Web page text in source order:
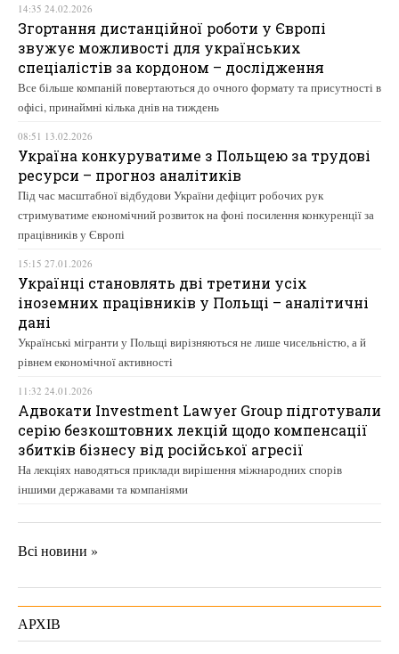
14:35 24.02.2026
Згортання дистанційної роботи у Європі
звужує можливості для українських
спеціалістів за кордоном – дослідження
Все більше компаній повертаються до очного формату та присутності в
офісі, принаймні кілька днів на тиждень
08:51 13.02.2026
Україна конкуруватиме з Польщею за трудові
ресурси – прогноз аналітиків
Під час масштабної відбудови України дефіцит робочих рук
стримуватиме економічний розвиток на фоні посилення конкуренції за
працівників у Європі
15:15 27.01.2026
Українці становлять дві третини усіх
іноземних працівників у Польщі – аналітичні
дані
Українські мігранти у Польщі вирізняються не лише чисельністю, а й
рівнем економічної активності
11:32 24.01.2026
Адвокати Investment Lawyer Group підготували
серію безкоштовних лекцій щодо компенсації
збитків бізнесу від російської агресії
На лекціях наводяться приклади вирішення міжнародних спорів
іншими державами та компаніями
Всі новини »
АРХІВ